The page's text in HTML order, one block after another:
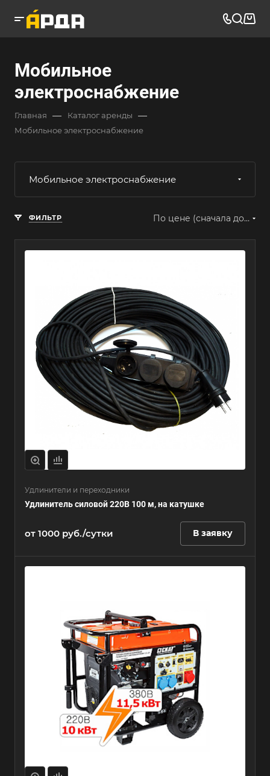
Мобильное
электроснабжение
Главная — Каталог аренды —
Мобильное электроснабжение
Мобильное электроснабжение
ФИЛЬТР По цене (сначала дорогие)
Удлинители и переходники
Удлинитель силовой 220В 100 м, на катушке
от 1000 руб./сутки В заявку